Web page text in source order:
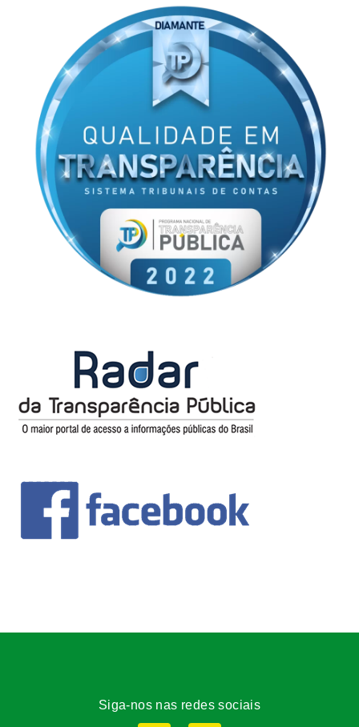
Siga-nos nas redes sociais